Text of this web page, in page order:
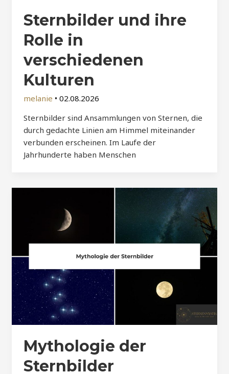
Sternbilder und ihre
Rolle in
verschiedenen
Kulturen
melanie • 02.08.2026
Sternbilder sind Ansammlungen von Sternen, die
durch gedachte Linien am Himmel miteinander
verbunden erscheinen. Im Laufe der
Jahrhunderte haben Menschen
Mythologie der
Sternbilder